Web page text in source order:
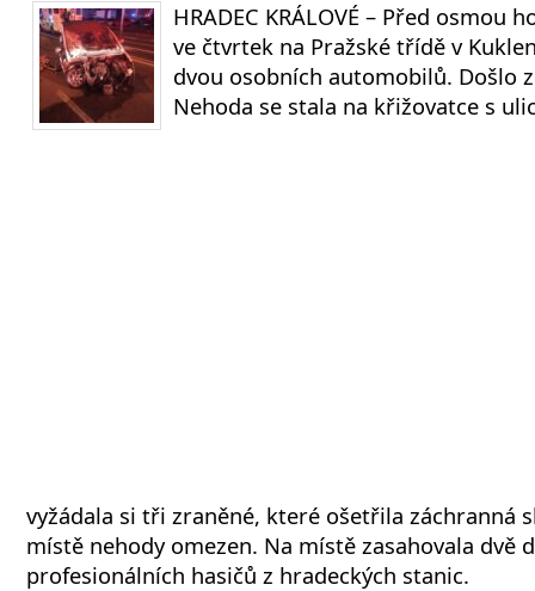
HRADEC KRÁLOVÉ – Před osmou
ve čtvrtek na Pražské třídě v
dvou osobních automobilů. Došlo
Nehoda se stala na křižovatce s
vyžádala si tři zraněné, které ošetřila záchranná
místě nehody omezen. Na místě zasahovala dvě
profesionálních hasičů z hradeckých stanic.